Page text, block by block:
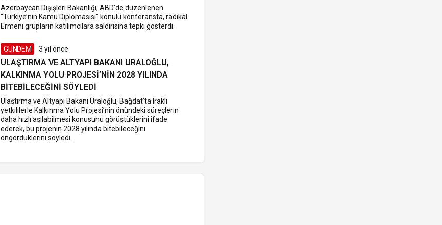
Azerbaycan Dışişleri Bakanlığı, ABD’de düzenlenen
“Türkiye’nin Kamu Diplomasisi” konulu konferansta, radikal
Ermeni grupların katılımcılara saldırısına tepki gösterdi.
GÜNDEM 3 yıl önce
ULAŞTIRMA VE ALTYAPI BAKANI URALOĞLU,
KALKINMA YOLU PROJESI’NIN 2028 YILINDA
BITEBILECEĞINI SÖYLEDI
Ulaştırma ve Altyapı Bakanı Uraloğlu, Bağdat’ta Iraklı
yetkililerle Kalkınma Yolu Projesi’nin önündeki süreçlerin
daha hızlı aşılabilmesi konusunu görüştüklerini ifade
ederek, bu projenin 2028 yılında bitebileceğini
öngördüklerini söyledi.